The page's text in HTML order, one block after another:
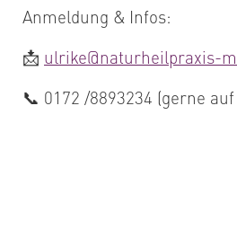
Anmeldung & Infos:
📩 ulrike@naturheilpraxis-
📞 0172 /8893234 (gerne